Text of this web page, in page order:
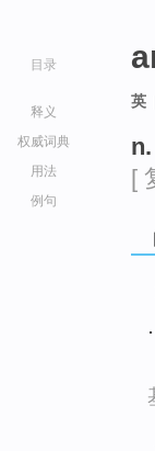
目录
释义
权威词典
用法
例句
英
[